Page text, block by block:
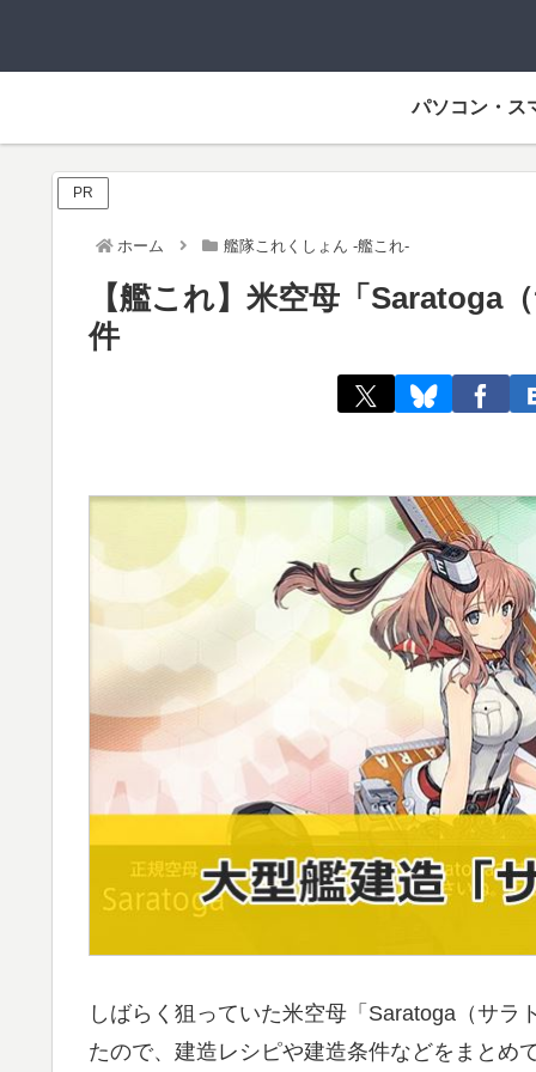
パソコン・ス
PR
ホーム 艦隊これくしょん -艦これ-
【艦これ】米空母「Saratoga
件
しばらく狙っていた米空母「Saratoga（サ
たので、建造レシピや建造条件などをまとめ